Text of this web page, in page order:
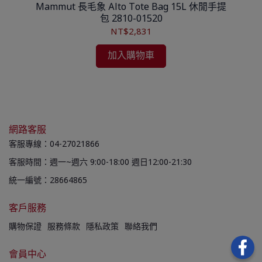
Mammut 長毛象 Alto Tote Bag 15L 休閒手提
包 2810-01520
NT$2,831
加入購物車
網路客服
客服專線：04-27021866
客服時間：週一~週六 9:00-18:00 週日12:00-21:30
統一編號：28664865
客戶服務
購物保證 服務條款 隱私政策 聯絡我們
會員中心